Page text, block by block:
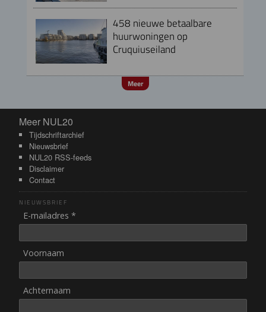
458 nieuwe betaalbare
huurwoningen op
Cruquiuseiland
Meer
Meer NUL20
Meer NUL20
Tijdschriftarchief
Nieuwsbrief
NUL20 RSS-feeds
Disclaimer
Contact
NIEUWSBRIEF
E-mailadres *
Voornaam
Achternaam